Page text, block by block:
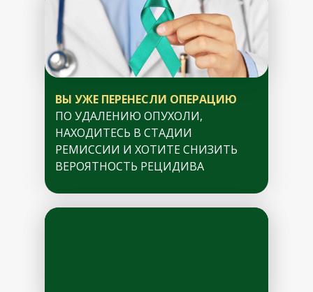
ВЫ УЖЕ ПЕРЕНЕСЛИ ОПЕРАЦИЮ
ПО УДАЛЕНИЮ ОПУХОЛИ,
НАХОДИТЕСЬ В СТАДИИ
РЕМИССИИ И ХОТИТЕ СНИЗИТЬ
ВЕРОЯТНОСТЬ РЕЦИДИВА